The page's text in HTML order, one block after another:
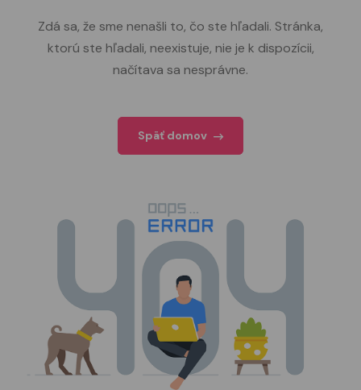
Zdá sa, že sme nenašli to, čo ste hľadali. Stránka,
ktorú ste hľadali, neexistuje, nie je k dispozícii,
načítava sa nesprávne.
Späť domov